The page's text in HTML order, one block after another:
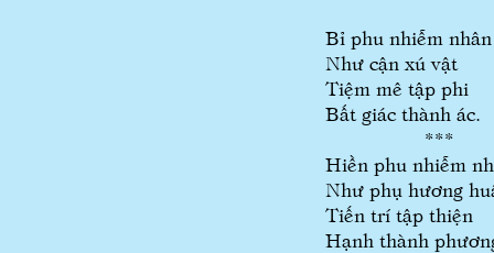
Bỉ phu nhiễm nhân
Như cận xú vật
Tiệm mê tập phi
Bất giác thành ác.
***
Hiền phu nhiễm
Như phụ hương
Tiến trí tập thiện
Hạnh thành